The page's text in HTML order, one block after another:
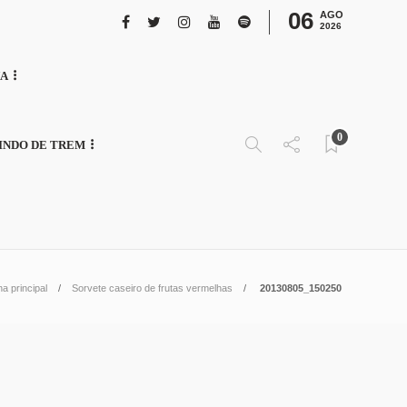
06 AGO
2026
DE TREM
0
principal Sorvete caseiro de frutas vermelhas 20130805_150250